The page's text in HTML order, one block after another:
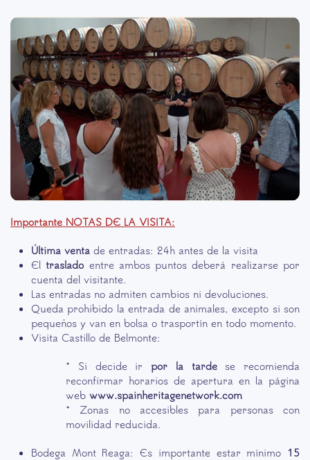
Importante NOTAS DE LA VISITA:
Última venta de entradas: 24h antes de la visita
El traslado entre ambos puntos deberá realizarse por
cuenta del visitante.
Las entradas no admiten cambios ni devoluciones.
Queda prohibido la entrada de animales, excepto si son
pequeños y van en bolsa o trasportín en todo momento.
Visita Castillo de Belmonte:
* Si decide ir por la tardese recomienda
reconfirmar horarios de apertura en la página
web www.spainheritagenetwork.com
* Zonas no accesibles para personas con
movilidad reducida.
Bodega Mont Reaga: Es importante estar mínimo 15